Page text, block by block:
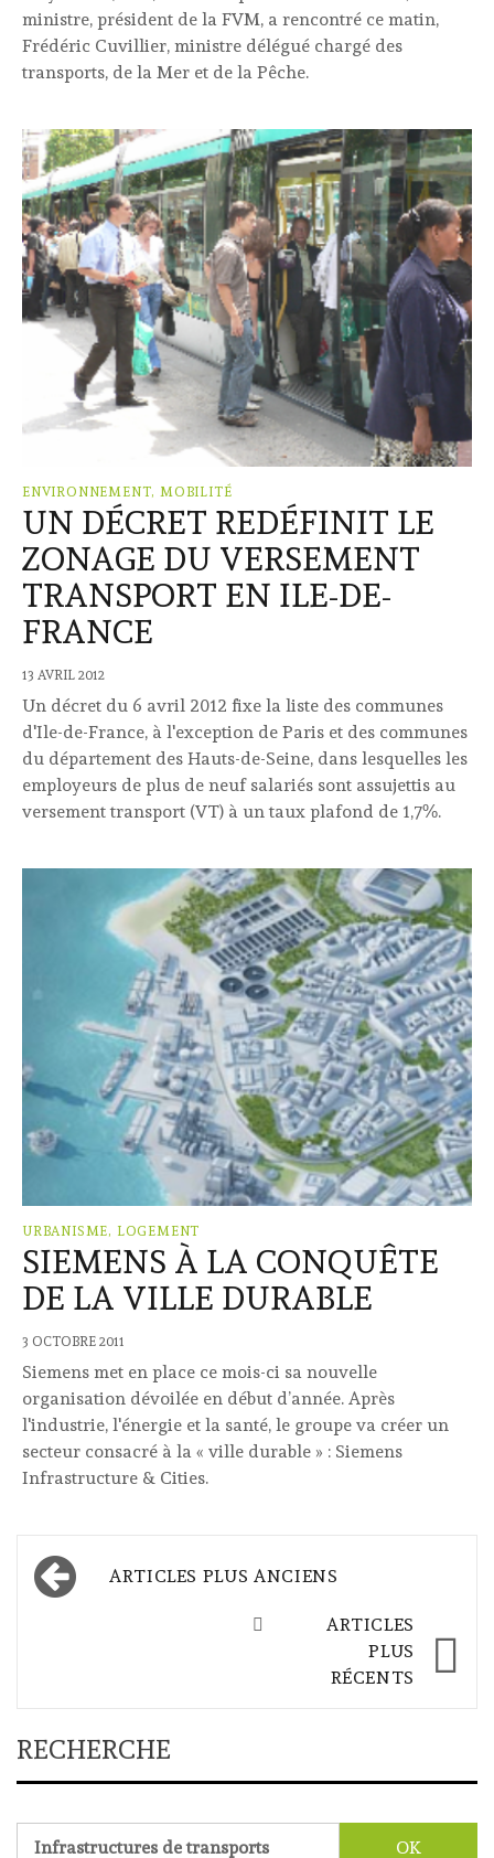
ministre, président de la FVM, a rencontré ce matin,
Frédéric Cuvillier, ministre délégué chargé des
transports, de la Mer et de la Pêche.
ENVIRONNEMENT, MOBILITÉ
UN DÉCRET REDÉFINIT LE
ZONAGE DU VERSEMENT
TRANSPORT EN ILE-DE-
FRANCE
13 AVRIL 2012
Un décret du 6 avril 2012 fixe la liste des communes
d'Ile-de-France, à l'exception de Paris et des communes
du département des Hauts-de-Seine, dans lesquelles les
employeurs de plus de neuf salariés sont assujettis au
versement transport (VT) à un taux plafond de 1,7%.
URBANISME, LOGEMENT
SIEMENS À LA CONQUÊTE
DE LA VILLE DURABLE
3 OCTOBRE 2011
Siemens met en place ce mois-ci sa nouvelle
organisation dévoilée en début d’année. Après
l'industrie, l'énergie et la santé, le groupe va créer un
secteur consacré à la « ville durable » : Siemens
Infrastructure & Cities.
Navigation
des
ARTICLES PLUS ANCIENS
ARTICLES
PLUS
RÉCENTS
RECHERCHE
Rechercher :